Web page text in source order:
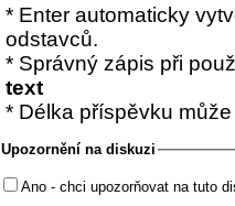
* Enter automaticky
odstavců.
* Správný zápis při
text
* Délka příspěvku
Upozornění na diskuzi
Ano - chci upozorňovat na tuto